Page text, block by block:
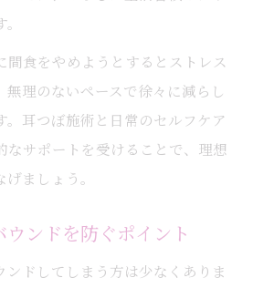
間食をやめようとするとストレス
無理のないペースで徐々に減らし
。耳つぼ施術と日常のセルフケア
なサポートを受けることで、理想
ましょう。
ンドを防ぐポイント
ンドしてしまう方は少なくありま